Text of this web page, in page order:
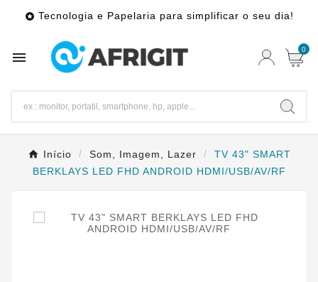
 Tecnologia e Papelaria para simplificar o seu dia!
 0
Início Som, Imagem, Lazer
TV 43" SMART
BERKLAYS LED FHD ANDROID HDMI/USB/AV/RF